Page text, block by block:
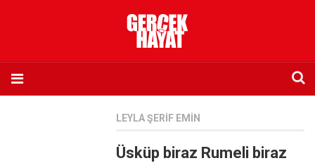
LEYLA ŞERIF EMIN
Üsküp biraz Rumeli biraz